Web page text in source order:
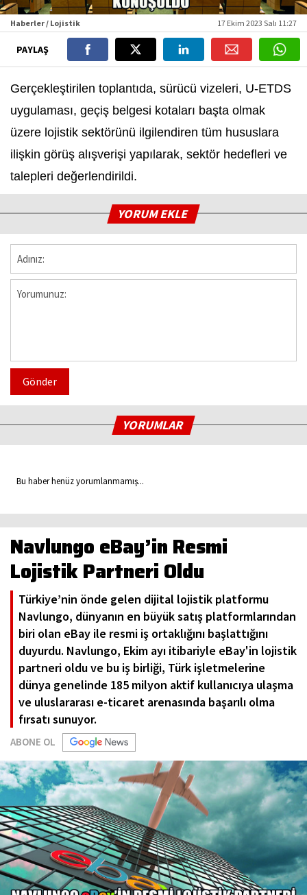
Haberler / Lojistik 17 Ekim 2023 Salı 11:27
PAYLAŞ
Gerçekleştirilen toplantıda, sürücü vizeleri, U-ETDS
uygulaması, geçiş belgesi kotaları başta olmak
üzere lojistik sektörünü ilgilendiren tüm hususlara
ilişkin görüş alışverişi yapılarak, sektör hedefleri ve
talepleri değerlendirildi.
YORUM EKLE
Gönder
YORUMLAR
Bu haber henüz yorumlanmamış...
Navlungo eBay’in Resmi
Lojistik Partneri Oldu
Türkiye’nin önde gelen dijital lojistik platformu
Navlungo, dünyanın en büyük satış platformlarından
biri olan eBay ile resmi iş ortaklığını başlattığını
duyurdu. Navlungo, Ekim ayı itibariyle eBay'in lojistik
partneri oldu ve bu iş birliği, Türk işletmelerine
dünya genelinde 185 milyon aktif kullanıcıya ulaşma
ve uluslararası e-ticaret arenasında başarılı olma
fırsatı sunuyor.
ABONE OL